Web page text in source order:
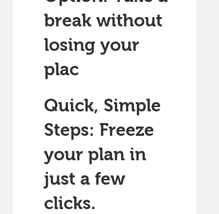
break without
losing your
plac
Quick, Simple
Steps: Freeze
your plan in
just a few
clicks.